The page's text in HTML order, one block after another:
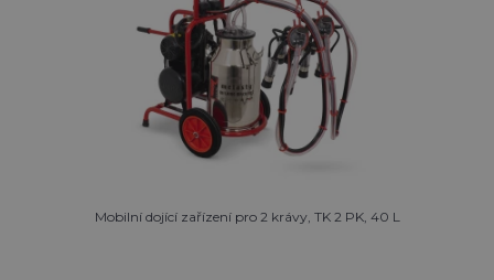
Mobilní dojící zařízení pro 2 krávy, TK 2 PK, 40 L